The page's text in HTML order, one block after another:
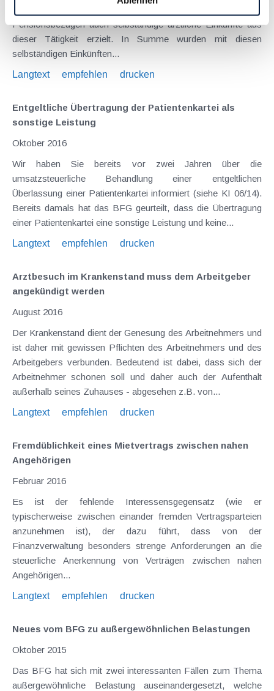
Pensionsbezügen auch selbständige ärztliche Einkünfte aus
dieser Tätigkeit erzielt. In Summe wurden mit diesen
selbständigen Einkünften...
Langtext
empfehlen drucken
Entgeltliche Übertragung der Patientenkartei als
sonstige Leistung
Oktober 2016
Wir haben Sie bereits vor zwei Jahren über die
umsatzsteuerliche Behandlung einer entgeltlichen
Überlassung einer Patientenkartei informiert (siehe KI 06/14).
Bereits damals hat das BFG geurteilt, dass die Übertragung
einer Patientenkartei eine sonstige Leistung und keine...
Langtext
empfehlen drucken
Arztbesuch im Krankenstand muss dem Arbeitgeber
angekündigt werden
August 2016
Der Krankenstand dient der Genesung des Arbeitnehmers und
ist daher mit gewissen Pflichten des Arbeitnehmers und des
Arbeitgebers verbunden. Bedeutend ist dabei, dass sich der
Arbeitnehmer schonen soll und daher auch der Aufenthalt
außerhalb seines Zuhauses - abgesehen z.B. von...
Langtext
empfehlen drucken
Fremdüblichkeit eines Mietvertrags zwischen nahen
Angehörigen
Februar 2016
Es ist der fehlende Interessensgegensatz (wie er
typischerweise zwischen einander fremden Vertragsparteien
anzunehmen ist), der dazu führt, dass von der
Finanzverwaltung besonders strenge Anforderungen an die
steuerliche Anerkennung von Verträgen zwischen nahen
Angehörigen...
Langtext
empfehlen drucken
Neues vom BFG zu außergewöhnlichen Belastungen
Oktober 2015
Das BFG hat sich mit zwei interessanten Fällen zum Thema
außergewöhnliche Belastung auseinandergesetzt, welche